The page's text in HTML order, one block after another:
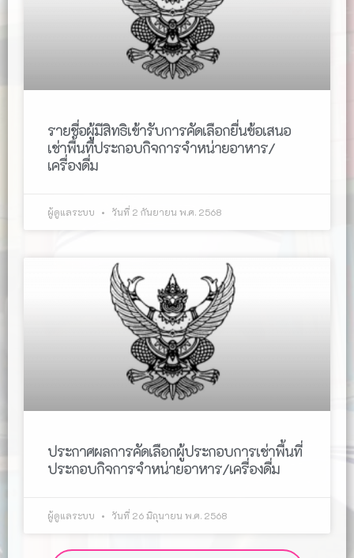
รายชื่อผู้มีสิทธิเข้ารับการคัดเลือกยื่นข้อเสนอ
เช่าพื้นที่ประกอบกิจการจำหน่ายอาหาร/
เครื่องดื่ม
ผู้ดูแลระบบ วันที่ 2 กันยายน พ.ศ. 2568
ประกาศผลการคัดเลือกผู้ประกอบการเช่าพื้นที่
ประกอบกิจการจำหน่ายอาหาร/เครื่องดื่ม
ผู้ดูแลระบบ วันที่ 26 มิถุนายน พ.ศ. 2568